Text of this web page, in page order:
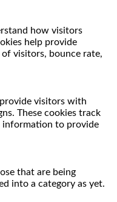
how visitors
help provide
visitors, bounce rate,
visitors with
These cookies track
information to provide
that are being
into a category as yet.